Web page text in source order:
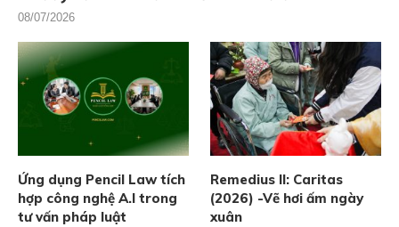
08/07/2026
Ứng dụng Pencil Law tích
hợp công nghệ A.I trong
tư vấn pháp luật
Remedius II: Caritas
(2026) -Vẽ hơi ấm ngày
xuân